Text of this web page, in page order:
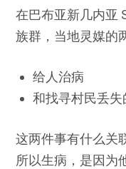
在巴布亚新几内亚
族群，当地灵媒的
给人治病
和找寻村民丢失
这两件事有什么关
所以生病，是因为